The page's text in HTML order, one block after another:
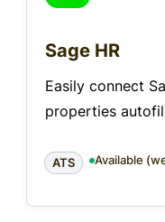
Sage HR
Easily connect
properties
ATS Available